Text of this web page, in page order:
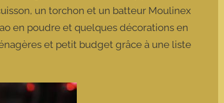
un torchon et un batteur Moulinex
en poudre et quelques décorations en
et petit budget grâce à une liste